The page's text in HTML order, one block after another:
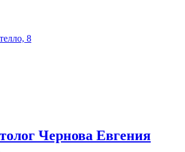
8
Чернова Евгения